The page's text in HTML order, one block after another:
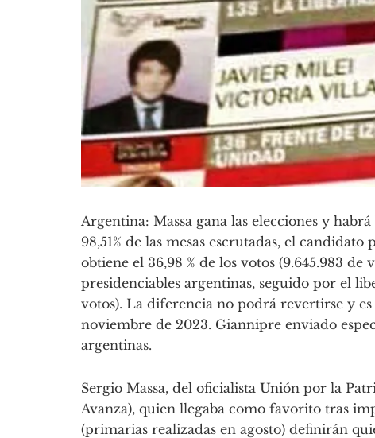
Argentina: Massa gana las elecciones y
98,51% de las mesas escrutadas, el
obtiene el 36,98 % de los votos (9.645.983
presidenciables argentinas, seguido por el
votos). La diferencia no podrá revertirse y
noviembre de 2023. Giannipre enviado
argentinas.
Sergio Massa, del oficialista Unión por la
Avanza), quien llegaba como favorito tras
(primarias realizadas en agosto) definirán